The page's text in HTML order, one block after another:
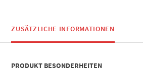
ZUSÄTZLICHE INFORMATIONEN
PRODUKT BESONDERHEITEN